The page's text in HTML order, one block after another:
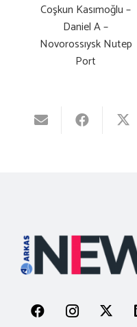
Coşkun Kasımoğlu –
Daniel A –
Novorossıysk Nutep
Port